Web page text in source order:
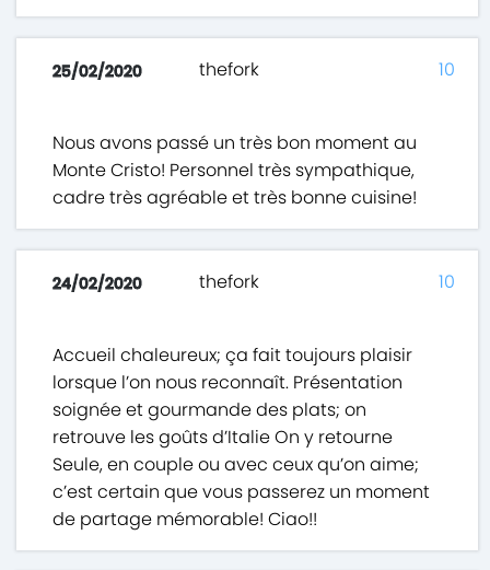
25/02/2020 thefork
Nous avons passé un très bon moment au
Monte Cristo! Personnel très sympathique,
cadre très agréable et très bonne cuisine!
10
24/02/2020 thefork
Accueil chaleureux; ça fait toujours plaisir
lorsque l’on nous reconnaît. Présentation
soignée et gourmande des plats; on
retrouve les goûts d’Italie On y retourne
Seule, en couple ou avec ceux qu’on aime;
c’est certain que vous passerez un moment
de partage mémorable! Ciao!!
10